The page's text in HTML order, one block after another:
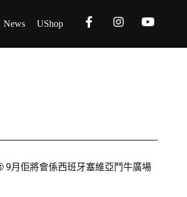
News UShop
9月佢將會係西班牙塞維亞鬥牛廣場